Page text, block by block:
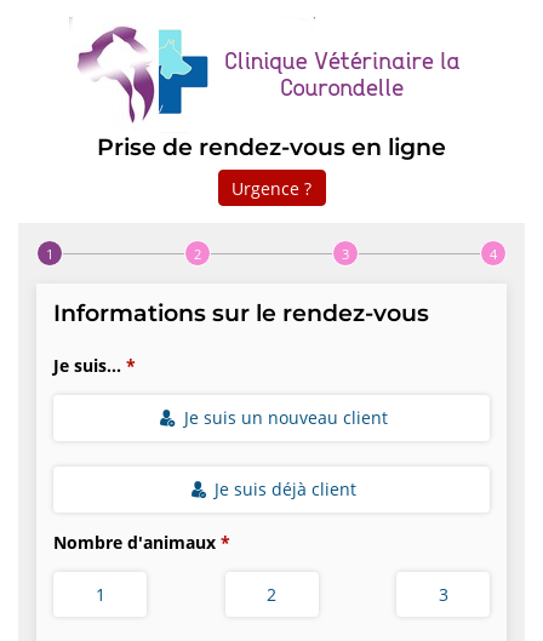
Prise de rendez-vous en ligne
Urgence ?
Step 1 of 4
Informations sur le rendez-vous
Je suis...
Je suis un nouveau client
Je suis déjà client
Nombre d'animaux
1 2 3